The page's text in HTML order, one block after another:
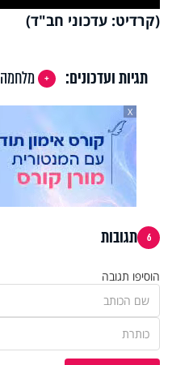
Video
(קרדיט: עדכוני חב"ד)
תגיות ועדכונים: מלחמה
X
6 תגובות
הוסיפו תגובה